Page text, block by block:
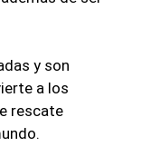
y son
a los
rescate